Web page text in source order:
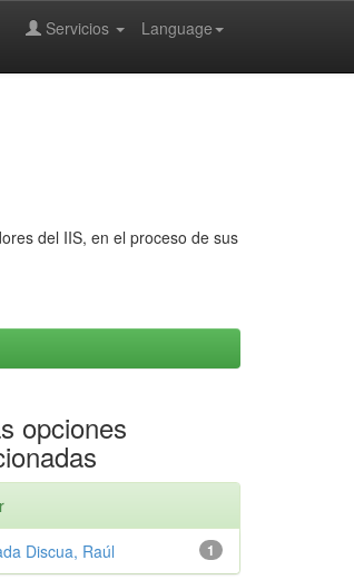
Language
Servicios
del IIS, en el proceso de sus
opciones
1
Discua, Raúl